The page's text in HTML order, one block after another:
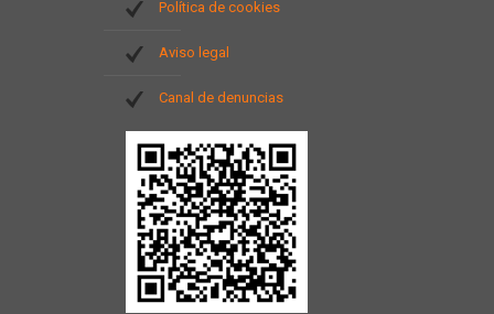
Política de cookies
Aviso legal
Canal de denuncias